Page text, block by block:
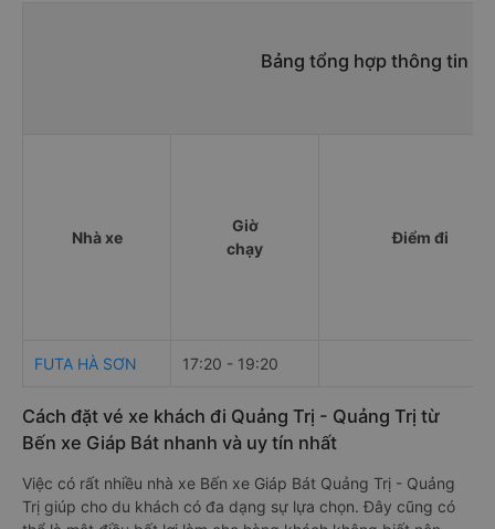
Bảng tổng hợp thông tin
Nhà xe
Giờ
chạy
Điểm đi
FUTA HÀ SƠN 17:20 - 19:20
Cách đặt vé xe khách đi Quảng Trị - Quảng Trị từ
Bến xe Giáp Bát nhanh và uy tín nhất
Việc có rất nhiều nhà xe Bến xe Giáp Bát Quảng Trị - Quảng
Trị giúp cho du khách có đa dạng sự lựa chọn. Đây cũng có